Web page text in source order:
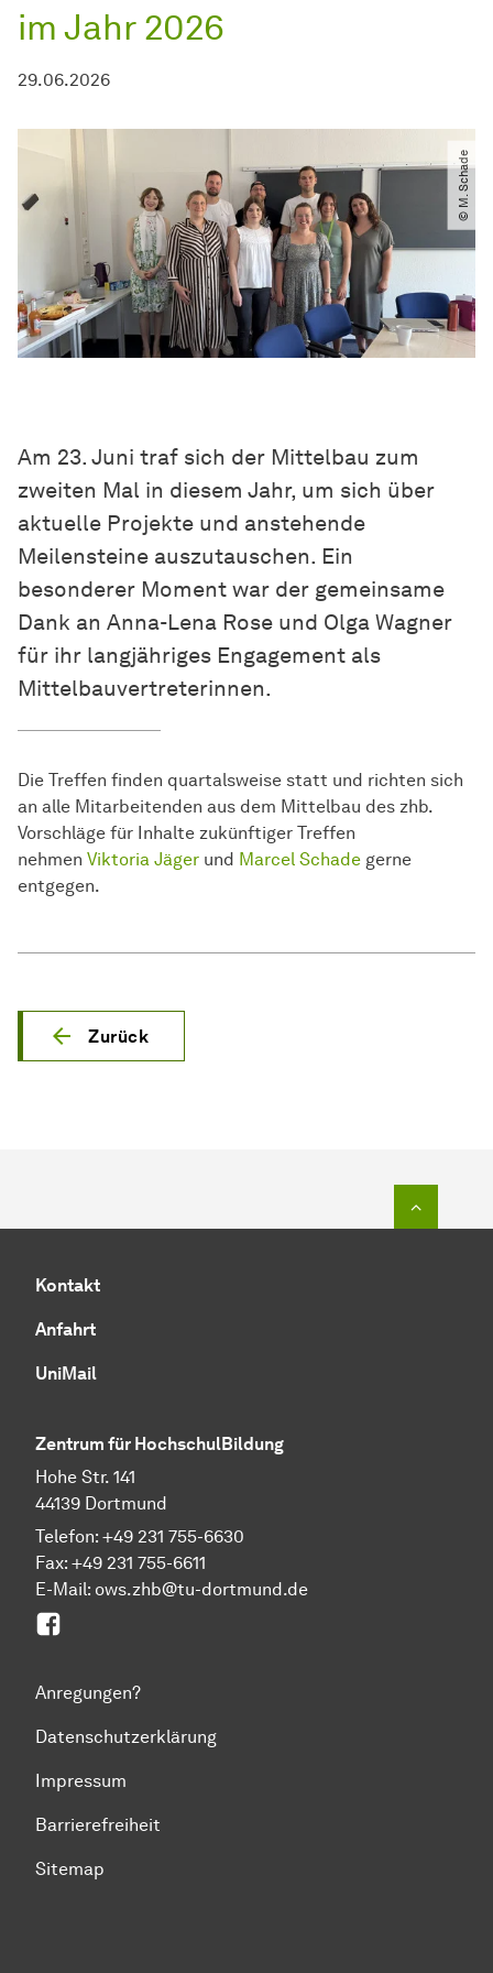
im Jahr 2026
29.06.2026
© M. Schade
Am 23. Juni traf sich der Mittelbau zum
zweiten Mal in diesem Jahr, um sich über
aktuelle Projekte und anstehende
Meilensteine auszutauschen. Ein
besonderer Moment war der gemeinsame
Dank an Anna-Lena Rose und Olga Wagner
für ihr langjähriges Engagement als
Mittelbauvertreterinnen.
Die Treffen finden quartalsweise statt und richten sich
an alle Mitarbeitenden aus dem Mittelbau des zhb.
Vorschläge für Inhalte zukünftiger Treffen
nehmen Viktoria Jäger und Marcel Schade gerne
entgegen.
Zurück
Kontakt
Anfahrt
UniMail
Zentrum für HochschulBildung
Hohe Str. 141
44139 Dortmund
Telefon: +49 231 755-6630
Fax: +49 231 755-6611
E-Mail: ows.zhb@tu-dortmund.de
Anregungen?
Datenschutzerklärung
Impressum
Barrierefreiheit
Sitemap